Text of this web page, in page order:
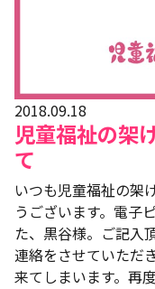
2018.09.18
児童福祉の架
て
いつも児童福祉の架
うございます。電子
た、黒谷様。ご記入
連絡をさせていただ
来てしまいます。再